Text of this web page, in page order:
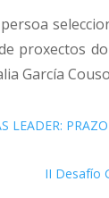
proxectos
García Couso
LEADER:
II Desafío